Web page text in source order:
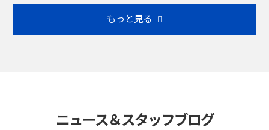
もっと見る
ニュース＆スタッフブログ